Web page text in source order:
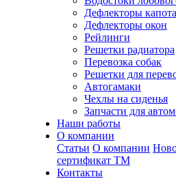
Дефлекторы капота
Дефлекторы окон
Рейлинги
Решетки радиатора
Перевозка собак
Решетки для
Автогамаки
Чехлы на сиденья
Запчасти для
Наши работы
О компании
Статьи О компании
сертификат ТМ
Контакты